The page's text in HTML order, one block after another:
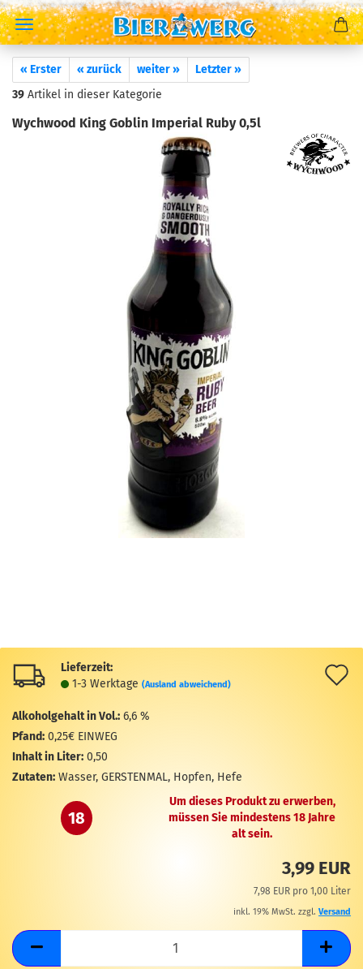
« Erster « zurück weiter »
Letzter »
39 Artikel in dieser Kategorie
Wychwood King Goblin Imperial Ruby 0,5l
Lieferzeit:
1-3 Werktage (Ausland abweichend)
Alkoholgehalt in Vol.: 6,6 %
Pfand: 0,25€ EINWEG
Inhalt in Liter: 0,50
Zutaten: Wasser, GERSTENMAL, Hopfen, Hefe
18
Um dieses Produkt zu erwerben,
müssen Sie mindestens 18 Jahre
alt sein.
3,99 EUR
7,98 EUR pro 1,00 Liter
inkl. 19% MwSt. zzgl. Versand